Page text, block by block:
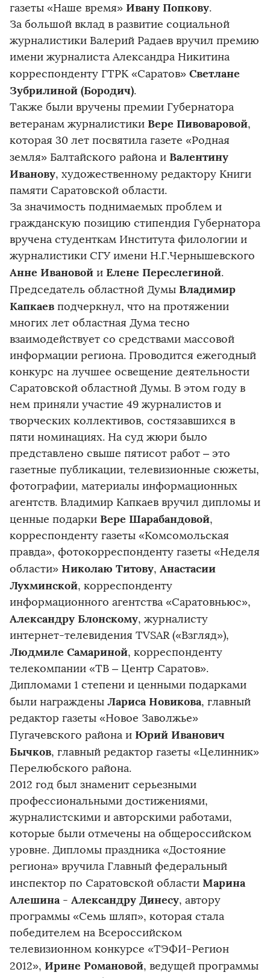
газеты «Наше время» Ивану Попкову.
За большой вклад в развитие социальной
журналистики Валерий Радаев вручил премию
имени журналиста Александра Никитина
корреспонденту ГТРК «Саратов» Светлане
Зубрилиной (Бородич).
Также были вручены премии Губернатора
ветеранам журналистики Вере Пивоваровой,
которая 30 лет посвятила газете «Родная
земля» Балтайского района и Валентину
Иванову, художественному редактору Книги
памяти Саратовской области.
За значимость поднимаемых проблем и
гражданскую позицию стипендия Губернатора
вручена студенткам Института филологии и
журналистики СГУ имени Н.Г.Чернышевского
Анне Ивановой и Елене Переслегиной.
Председатель областной Думы Владимир
Капкаев подчеркнул, что на протяжении
многих лет областная Дума тесно
взаимодействует со средствами массовой
информации региона. Проводится ежегодный
конкурс на лучшее освещение деятельности
Саратовской областной Думы. В этом году в
нем приняли участие 49 журналистов и
творческих коллективов, состязавшихся в
пяти номинациях. На суд жюри было
представлено свыше пятисот работ – это
газетные публикации, телевизионные сюжеты,
фотографии, материалы информационных
агентств. Владимир Капкаев вручил дипломы и
ценные подарки Вере Шарабандовой,
корреспонденту газеты «Комсомольская
правда», фотокорреспонденту газеты «Неделя
области» Николаю Титову, Анастасии
Лухминской, корреспонденту
информационного агентства «Саратовньюс»,
Александру Блонскому, журналисту
интернет-телевидения TVSAR («Взгляд»),
Людмиле Самариной, корреспонденту
телекомпании «ТВ – Центр Саратов».
Дипломами 1 степени и ценными подарками
были награждены Лариса Новикова, главный
редактор газеты «Новое Заволжье»
Пугачевского района и Юрий Иванович
Бычков, главный редактор газеты «Целинник»
Перелюбского района.
2012 год был знаменит серьезными
профессиональными достижениями,
журналистскими и авторскими работами,
которые были отмечены на общероссийском
уровне. Дипломы праздника «Достояние
региона» вручила Главный федеральный
инспектор по Саратовской области Марина
Алешина- Александру Динесу, автору
программы «Семь шляп», которая стала
победителем на Всероссийском
телевизионном конкурсе «ТЭФИ-Регион
2012», Ирине Романовой, ведущей программы